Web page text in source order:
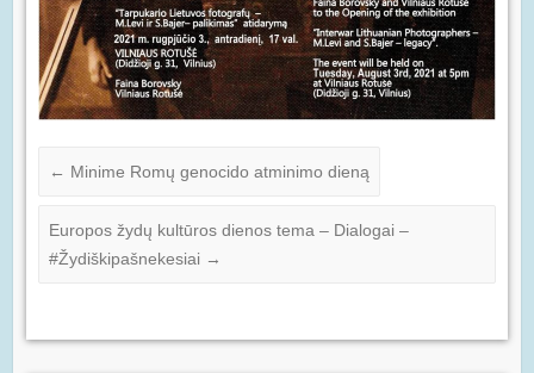
← Minime Romų genocido atminimo dieną
Europos žydų kultūros dienos tema – Dialogai –
#Žydiškipašnekesiai →